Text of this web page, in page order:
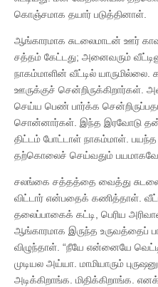
கொஞ்சமாக தயார் படுத்தினாள்.
ஆங்காரமாக சுடலைமாடன் ஊர்
சத்தம் கேட்டது; அனைவரும்
நாகம்மாளின் வீட்டில் யாருமில்லை.
ஊருக்குச்
செய்ய பெண் பார்க்க
சொன்னார்கள். இந்த இரவோடு
திட்டம் போட்டாள் நாகம்மாள்.
தற்கொலைச் செய்வதும் பயமாகவே
சலங்கை சத்தத்தை வைத்து
விட்டார் என்பதைக் கணித்தாள்.
தலைப்பாகைக் கட்டி, பெரிய
ஆங்காரமாக இருந்த உருவத்தைப்
விழுந்தாள். “நீயே என்னையே
முடியல அய்யா. மாமியாரும்
அடிக்கிறாங்க. மிதிக்கிறாங்க.